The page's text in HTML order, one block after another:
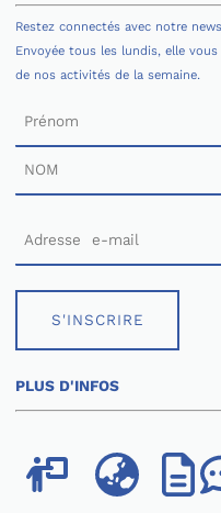
Restez connectés avec notre
Envoyée tous les lundis, elle
de nos activités de la semaine.
S'INSCRIRE
PLUS D'INFOS